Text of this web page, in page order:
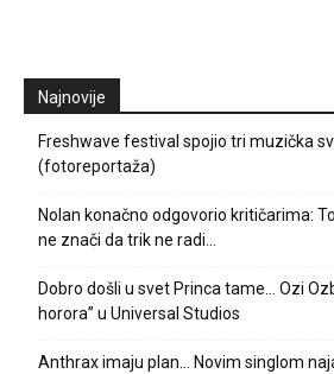
Najnovije
Freshwave festival spojio tri muzička
(fotoreportaža)
Nolan konačno odgovorio kritičarima:
ne znači da trik ne radi…
Dobro došli u svet Princa tame… Ozi
horora” u Universal Studios
Anthrax imaju plan… Novim singlom